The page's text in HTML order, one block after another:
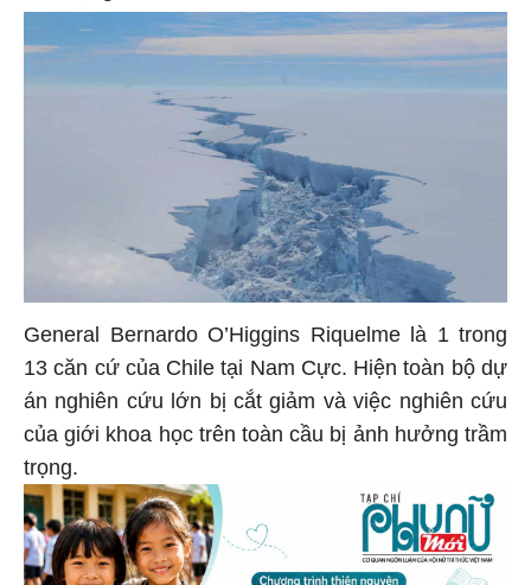
General Bernardo O’Higgins Riquelme là 1 trong
13 căn cứ của Chile tại Nam Cực. Hiện toàn bộ dự
án nghiên cứu lớn bị cắt giảm và việc nghiên cứu
của giới khoa học trên toàn cầu bị ảnh hưởng trầm
trọng.